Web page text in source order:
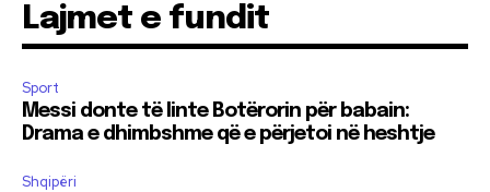
Lajmet e fundit
Sport
Messi donte të linte Botërorin për babain:
Drama e dhimbshme që e përjetoi në heshtje
Shqipëri